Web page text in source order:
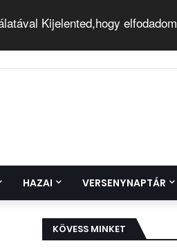
Kijelented,hogy elfodadom
HAZAI VERSENYNAPTÁR
KÖVESS MINKET